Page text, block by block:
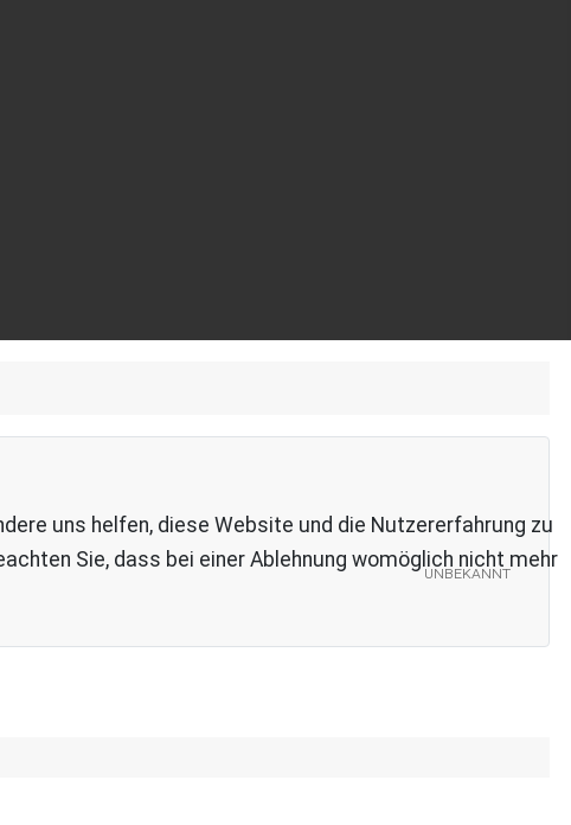
unbekannt
uns helfen, diese Website und die Nutzererfahrung zu
Sie, dass bei einer Ablehnung womöglich nicht mehr